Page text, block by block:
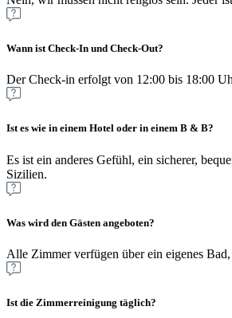
Wann ist Check-In und Check-Out?
Der Check-in erfolgt von 12:00 bis 18:00
Ist es wie in einem Hotel oder in einem B & B?
Es ist ein anderes Gefühl, ein sicherer,
Sizilien.
Was wird den Gästen angeboten?
Alle Zimmer verfügen über ein eigenes
Ist die Zimmerreinigung täglich?